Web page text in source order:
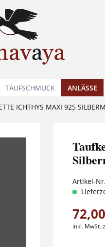
TAUFSCHMUCK ANLÄSSE
ICHTHYS MAXI 925
Artikel-
inkl. MwSt.